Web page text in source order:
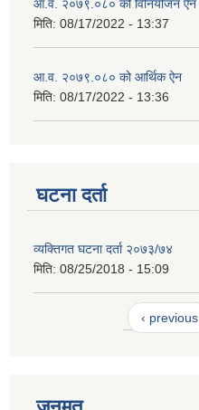
आ.व. २०७९.०८० को विनियोजन ऐन
मिति: 08/17/2022 - 13:37
आ.व. २०७९.०८० को आर्थिक ऐन
मिति: 08/17/2022 - 13:36
घटना दर्ता
व्यक्तिगत घटना दर्ता २०७३/७४
मिति: 08/25/2018 - 15:09
‹ previous